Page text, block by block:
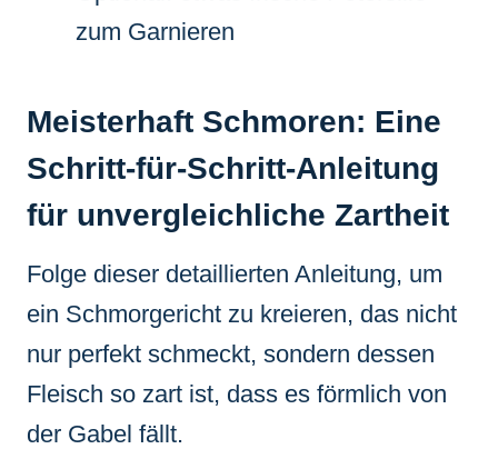
zum Garnieren
Meisterhaft Schmoren: Eine
Schritt-für-Schritt-Anleitung
für unvergleichliche Zartheit
Folge dieser detaillierten Anleitung, um
ein Schmorgericht zu kreieren, das nicht
nur perfekt schmeckt, sondern dessen
Fleisch so zart ist, dass es förmlich von
der Gabel fällt.